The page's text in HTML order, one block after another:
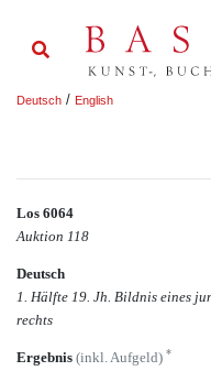
Deutsch / English
Los 6064
Auktion 118
Deutsch
1. Hälfte 19. Jh. Bildnis eines
rechts
Ergebnis (inkl. Aufgeld) *